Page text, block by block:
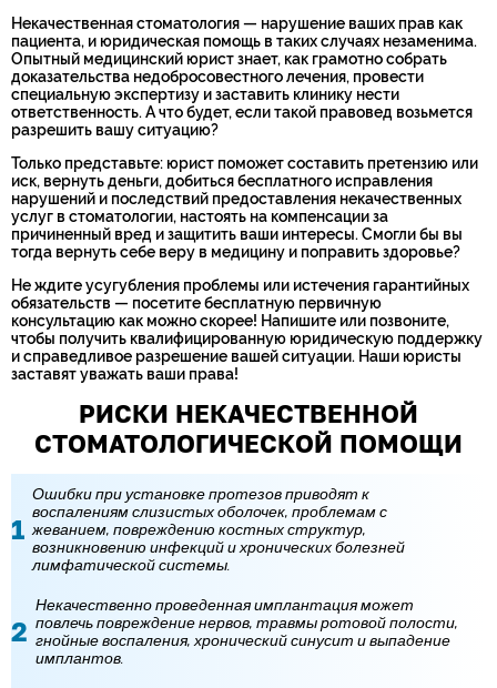
Некачественная стоматология — нарушение ваших прав как
пациента, и юридическая помощь в таких случаях незаменима.
Опытный медицинский юрист знает, как грамотно собрать
доказательства недобросовестного лечения, провести
специальную экспертизу и заставить клинику нести
ответственность. А что будет, если такой правовед возьмется
разрешить вашу ситуацию?
Только представьте: юрист поможет составить претензию или
иск, вернуть деньги, добиться бесплатного исправления
нарушений и последствий предоставления некачественных
услуг в стоматологии, настоять на компенсации за
причиненный вред и защитить ваши интересы. Смогли бы вы
тогда вернуть себе веру в медицину и поправить здоровье?
Не ждите усугубления проблемы или истечения гарантийных
обязательств — посетите бесплатную первичную
консультацию как можно скорее! Напишите или позвоните,
чтобы получить квалифицированную юридическую поддержку
и справедливое разрешение вашей ситуации. Наши юристы
заставят уважать ваши права!
РИСКИ НЕКАЧЕСТВЕННОЙ
СТОМАТОЛОГИЧЕСКОЙ ПОМОЩИ
Ошибки при установке протезов приводят к
воспалениям слизистых оболочек, проблемам с
жеванием, повреждению костных структур,
возникновению инфекций и хронических болезней
лимфатической системы.
Некачественно проведенная имплантация может
повлечь повреждение нервов, травмы ротовой полости,
гнойные воспаления, хронический синусит и выпадение
имплантов.